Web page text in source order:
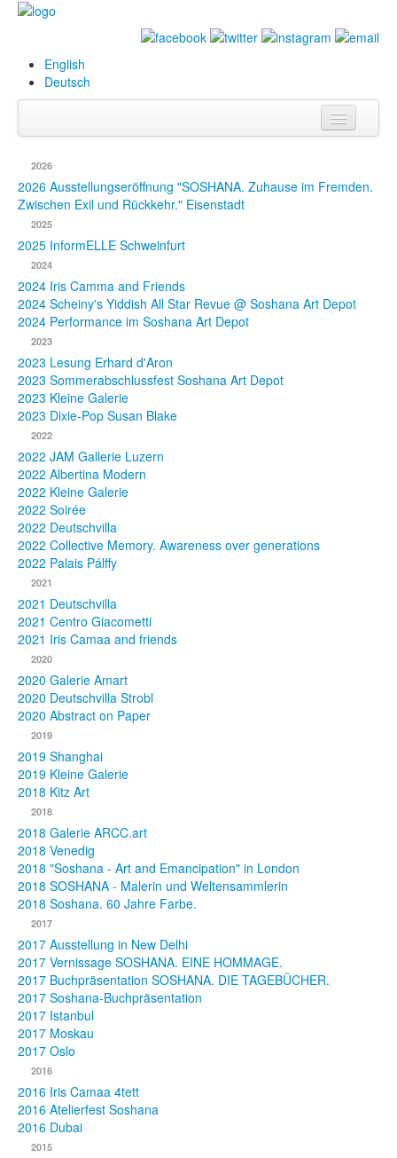
English
Deutsch
Biografie
Ausstellungen
& Projekte
Presse
Publikationen
Texte
Sammlungen
2026
2026 Ausstellungseröffnung "SOSHANA. Zuhause im Fremden.
Zwischen Exil und Rückkehr." Eisenstadt
2025
2025 InformELLE Schweinfurt
2024
2024 Iris Camma and Friends
2024 Scheiny's Yiddish All Star Revue @ Soshana Art Depot
2024 Performance im Soshana Art Depot
2023
2023 Lesung Erhard d'Aron
2023 Sommerabschlussfest Soshana Art Depot
2023 Kleine Galerie
2023 Dixie-Pop Susan Blake
2022
2022 JAM Gallerie Luzern
2022 Albertina Modern
2022 Kleine Galerie
2022 Soirée
2022 Deutschvilla
2022 Collective Memory. Awareness over generations
2022 Palais Pálffy
2021
2021 Deutschvilla
2021 Centro Giacometti
2021 Iris Camaa and friends
2020
2020 Galerie Amart
2020 Deutschvilla Strobl
2020 Abstract on Paper
2019
2019 Shanghai
2019 Kleine Galerie
2018 Kitz Art
2018
2018 Galerie ARCC.art
2018 Venedig
2018 "Soshana - Art and Emancipation" in London
2018 SOSHANA - Malerin und Weltensammlerin
2018 Soshana. 60 Jahre Farbe.
2017
2017 Ausstellung in New Delhi
2017 Vernissage SOSHANA. EINE HOMMAGE.
2017 Buchpräsentation SOSHANA. DIE TAGEBÜCHER.
2017 Soshana-Buchpräsentation
2017 Istanbul
2017 Moskau
2017 Oslo
2016
2016 Iris Camaa 4tett
2016 Atelierfest Soshana
2016 Dubai
2015